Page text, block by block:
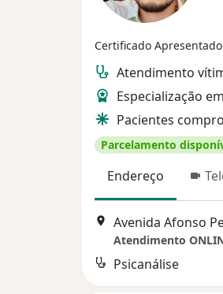
Certificado Apresentado
Atendimento
Especialização
Pacientes
Parcelamento
Endereço
Avenida Afonso
Atendimento
Psicanálise